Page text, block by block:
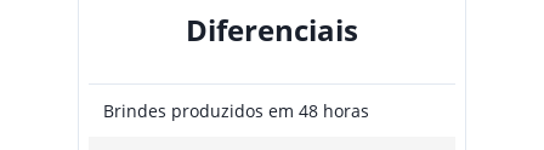
Diferenciais
Brindes produzidos em 48 horas